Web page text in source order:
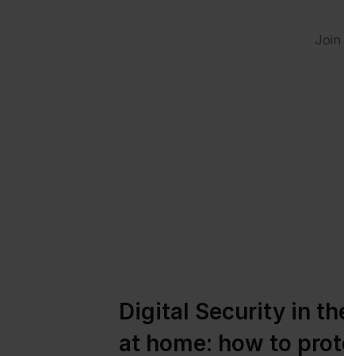
Digital Security in
at home: how to